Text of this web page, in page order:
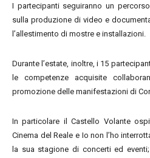
I partecipanti seguiranno un
sulla produzione di video e
l’allestimento di mostre e installazioni.
Durante l’estate, inoltre, i 15
le competenze acquisite
promozione delle manifestazioni di
In particolare il Castello Volante
Cinema del Reale e Io non l’ho
la sua stagione di concerti ed